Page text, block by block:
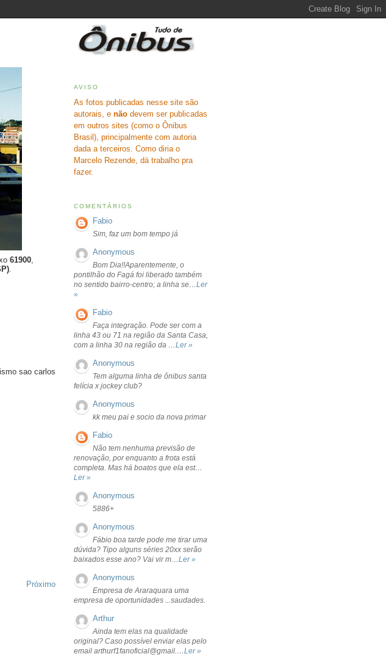
61900
sao carlos
Próximo
AVISO
As fotos publicadas nesse site são
autorais, e não devem ser publicadas
em outros sites (como o Ônibus
Brasil), principalmente com autoria
dada a terceiros. Como diria o
Marcelo Rezende, dá trabalho pra
fazer.
COMENTÁRIOS
Fabio
Sim, faz um bom tempo já
Anonymous
Bom Dia!!Aparentemente, o
pontilhão do Fagá foi liberado também
no sentido bairro-centro; a linha se…Ler
»
Fabio
Faça integração. Pode ser com a
linha 43 ou 71 na região da Santa Casa,
com a linha 30 na região da …Ler »
Anonymous
Tem alguma linha de ônibus santa
felícia x jockey club?
Anonymous
kk meu pai e socio da nova primar
Fabio
Não tem nenhuma previsão de
renovação, por enquanto a frota está
completa. Mas há boatos que ela est…
Ler »
Anonymous
5886+
Anonymous
Fábio boa tarde pode me tirar uma
dúvida? Tipo alguns séries 20xx serão
baixados esse ano? Vai vir m…Ler »
Anonymous
Empresa de Araraquara uma
empresa de oportunidades ...saudades.
Arthur
Ainda tem elas na qualidade
original? Caso possível enviar elas pelo
email arthurf1fanoficial@gmail.…Ler »